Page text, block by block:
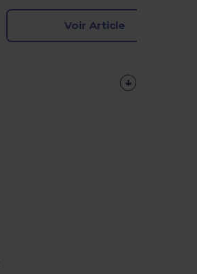
Voir Article